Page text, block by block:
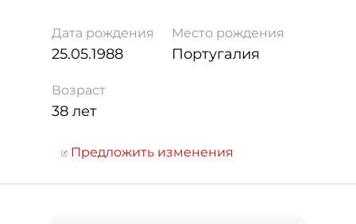
Дата рождения
25.05.1988
Место рождения
Португалия
Возраст
38 лет
Предложить изменения